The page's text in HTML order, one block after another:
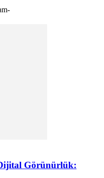
Dijital Görünürlük: